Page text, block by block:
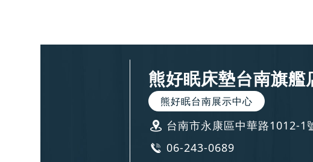
熊好眠床墊台南旗艦
熊好眠台南展示中心
台南市永康區中華路1012-1
06-243-0689